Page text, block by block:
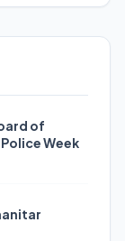
of
Week